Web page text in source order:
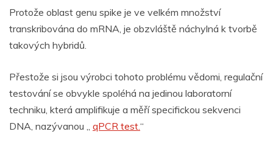
Protože oblast genu spike je ve velkém množství
transkribována do mRNA, je obzvláště náchylná k tvorbě
takových hybridů.
Přestože si jsou výrobci tohoto problému vědomi, regulační
testování se obvykle spoléhá na jedinou laboratorní
techniku, která amplifikuje a měří specifickou sekvenci
DNA, nazývanou „ qPCR test.“